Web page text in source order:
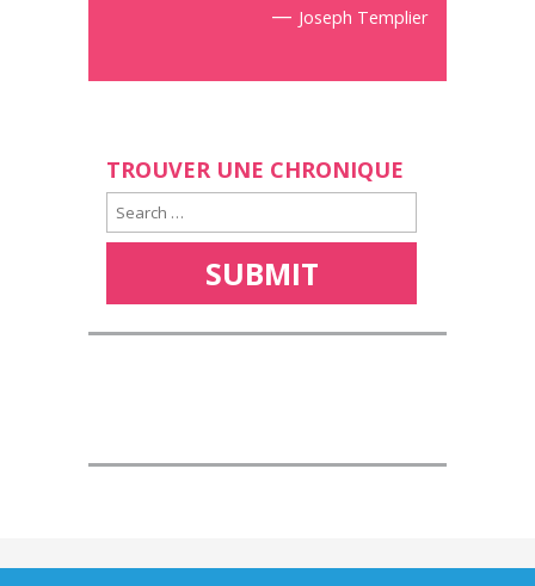
— Joseph Templier
TROUVER UNE CHRONIQUE